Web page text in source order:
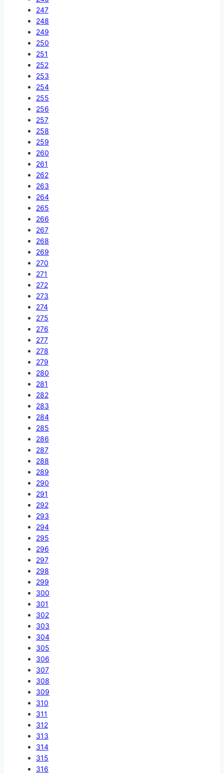
247
248
249
250
251
252
253
254
255
256
257
258
259
260
261
262
263
264
265
266
267
268
269
270
271
272
273
274
275
276
277
278
279
280
281
282
283
284
285
286
287
288
289
290
291
292
293
294
295
296
297
298
299
300
301
302
303
304
305
306
307
308
309
310
311
312
313
314
315
316